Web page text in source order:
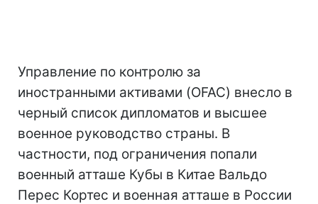
Управление по контролю за
иностранными активами (OFAC) внесло в
черный список дипломатов и высшее
военное руководство страны. В
частности, под ограничения попали
военный атташе Кубы в Китае Вальдо
Перес Кортес и военная атташе в России